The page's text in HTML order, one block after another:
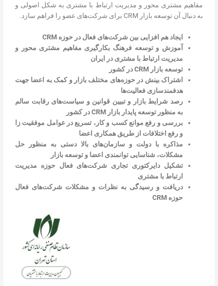
مفاهیم مشتری محور و مدیریت ارتباط با مشتری به شکل اصولی و
به دنبال آن توسعه بازار CRM برای شرکت‌های عضو را فراهم سازد.
ایجاد هم افزایی بین شرکت‌های فعال در حوزه CRM
آموزش و توسعه فرهنگ بکارگیری مفاهیم مشتری محور و
مدیریت ارتباط با مشتری در ایران
توسعه بازار CRM در کشور
اشتراک بینش در حوزه‌های مختلف بازار و کمک به اعضا جهت
هدفمندسازی فعالیت‌ها
رصد شرایط بازار و تبیین قوانین و سیاست‌های رقابت سالم
به منظور توسعه پایدار بازار CRM در کشور
بررسی و رفع موانع کسب و کار، تسریع در عوامل موفقیت زا
و رفع اختلافات از طریق همکاری اعضا
مذاکره با دولت و سازمان‌های بالا دستی به منظور حل
مشکلات، شناسایی توانمندی اعضا و توسعه بازار
تشکیل دایرکتوری تجاری شرکت‌های فعال حوزه مدیریت
ارتباط با مشتری
دریافت و رسیدگی به نظرات و مشکلات شرکت‌های فعال
حوزه CRM